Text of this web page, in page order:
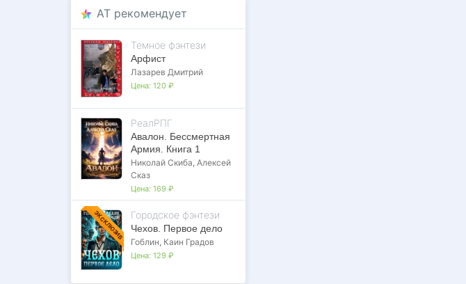
AT рекомендует
Темное фэнтези
Арфист
Лазарев Дмитрий
Цена: 120 ₽
РеалРПГ
Авалон. Бессмертная
Армия. Книга 1
Николай Скиба, Алексей
Сказ
Цена: 169 ₽
ЭКСКЛЮЗИВ Городское фэнтези
Чехов. Первое дело
Гоблин, Каин Градов
Цена: 129 ₽